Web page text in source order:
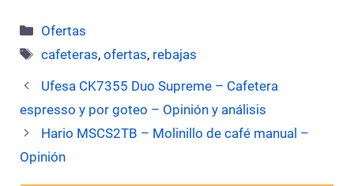
Categorías
Ofertas
Etiquetas
cafeteras,ofertas, rebajas
Ufesa CK7355 Duo Supreme – Cafetera
espresso y por goteo – Opinión y análisis
Hario MSCS2TB – Molinillo de café manual –
Opinión